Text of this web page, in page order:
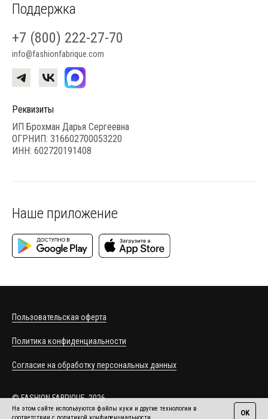
Наше приложение
Поддержка
+7 (800) 222-27-70
info@fashionfabrique.com
Реквизиты
ИП Брохман Дарья Сергеевна
ОГРНИП: 316602700053220
ИНН: 602720191408
© FASHION FABRIQUE, 2026
Пользовательская оферта
Политика конфиденциальности
Согласие на обработку персональных данных
На этом сайте используются файлы куки и другие технологии в
OK